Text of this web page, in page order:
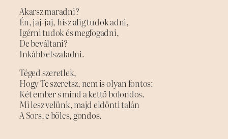
Akarsz maradni?
Én, jaj-jaj, hisz alig tudok adni,
Igérni tudok és megfogadni,
De beváltani?
Inkább elszaladni.
Téged szeretlek,
Hogy Te szeretsz, nem is olyan fontos:
Két ember s mind a kettő bolondos.
Mi lesz velünk, majd eldönti talán
A Sors, e bölcs, gondos.